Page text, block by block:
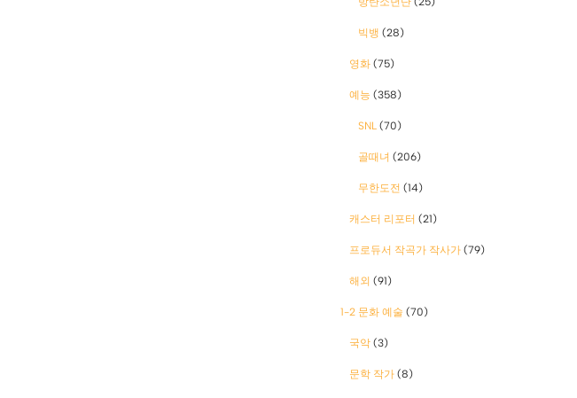
빅뱅 (28)
영화 (75)
예능 (358)
SNL (70)
골때녀 (206)
무한도전 (14)
캐스터 리포터 (21)
프로듀서 작곡가 작사가 (79)
해외 (91)
1-2 문화 예술 (70)
국악 (3)
문학 작가 (8)